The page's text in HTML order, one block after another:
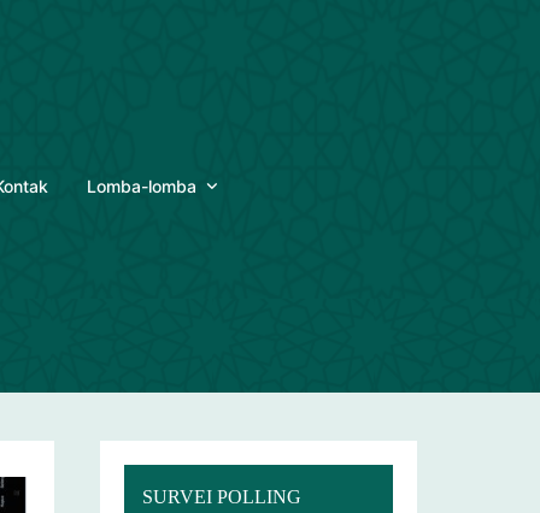
Lomba-lomba
SURVEI POLLING